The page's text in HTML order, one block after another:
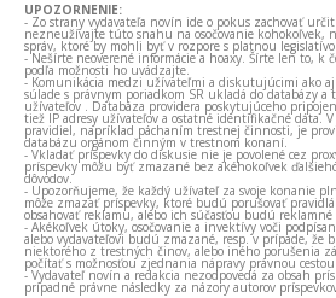
UPOZORNENIE:
- Zo strany vydavateľa novín ide o pokus zachovať
nezneužívajte túto snahu na osočovanie kohokoľvek,
správ, ktoré by mohli byť v rozpore s platnou
- Nešírte neoverené informácie a hoaxy. Šírte len to, k
podľa možnosti ho uvádzajte.
- Komunikácia medzi užívateľmi a diskutujúcimi ako
súlade s právnym poriadkom SR ukladá do databázy
užívateľov . Databáza providera poskytujúceho
tiež IP adresy užívateľov a ostatné identifikačné dáta.
pravidiel, napríklad páchaním trestnej činnosti, je
databázu orgánom činným v trestnom konaní.
- Vkladať príspevky do diskusie nie je povolené cez
príspevky môžu byť zmazané bez akéhokoľvek
dôvodov.
- Upozorňujeme, že každý užívateľ za svoje konanie
môže zmazať príspevky, ktoré budú porušovať
obsahovať reklamu, alebo ich súčasťou budú reklamné
- Akékoľvek útoky, osočovanie a invektívy voči
alebo vydavateľovi budú zmazané, resp. v prípade, že
niektorého z trestných činov, alebo iného porušenia
počítať s možnosťou zjednania nápravy právnou cestou.
- Vydavateľ novín a redakcia nezodpovedá za obsah
prípadné právne následky za názory autorov